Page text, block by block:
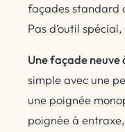
façades standard
Pas d’outil
Une façade neuve
simple avec une
une poignée
poignée à